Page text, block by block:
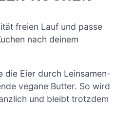
freien Lauf und passe
nach deinem
die Eier durch Leinsamen-
vegane Butter. So wird
und bleibt trotzdem